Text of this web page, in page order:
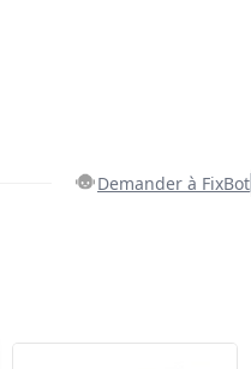
Demander à FixBot